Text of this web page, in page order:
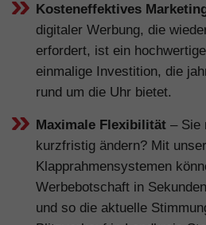
Kosteneffektives
digitaler Werbung, die
erfordert, ist ein
einmalige Investition, die
rund um die Uhr bietet.
Maximale Flexibilität – Sie
kurzfristig ändern? Mit
Klapprahmensystemen
Werbebotschaft in
und so die aktuelle